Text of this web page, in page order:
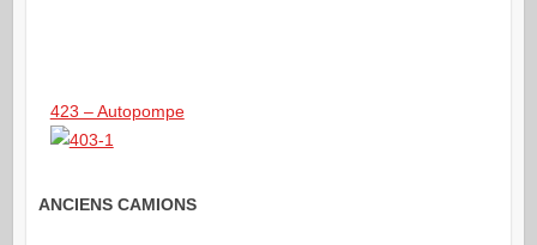
423 – Autopompe
ANCIENS CAMIONS